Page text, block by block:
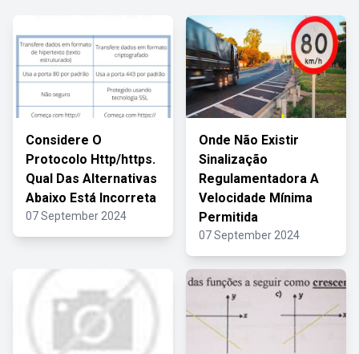
Considere O
Protocolo Http/https.
Qual Das Alternativas
Abaixo Está Incorreta
07 September 2024
Onde Não Existir
Sinalização
Regulamentadora A
Velocidade Mínima
Permitida
07 September 2024